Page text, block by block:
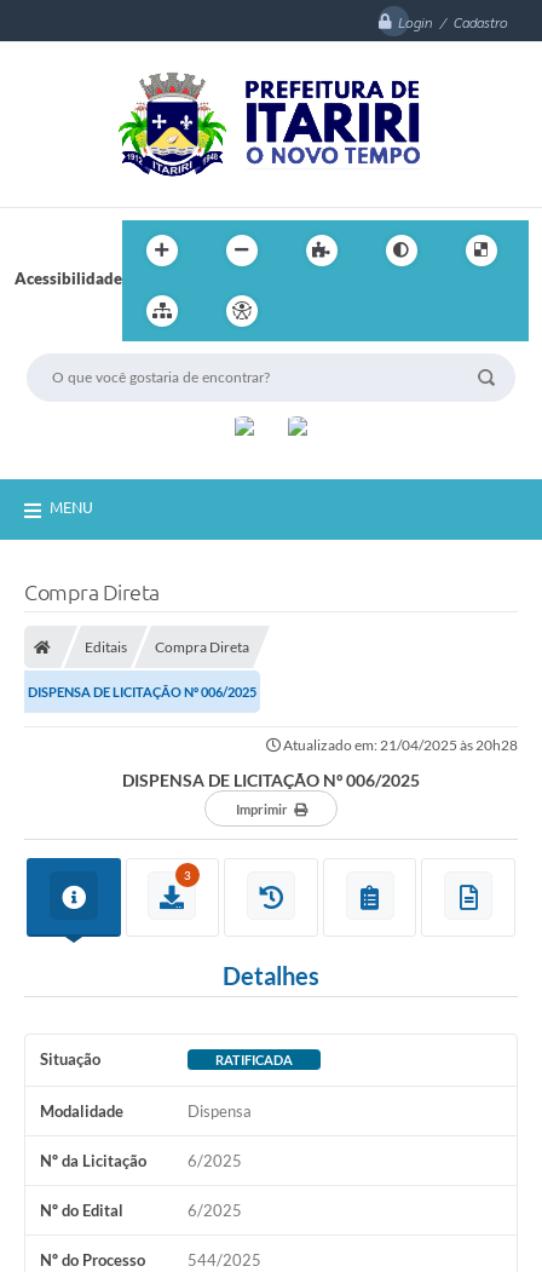
Login / Cadastro
Acessibilidade
MENU
Compra Direta
Editais Compra Direta
DISPENSA DE LICITAÇÃO Nº 006/2025
Atualizado em: 21/04/2025 às 20h28
DISPENSA DE LICITAÇÃO Nº 006/2025
Imprimir
3
Detalhes
Situação RATIFICADA
Modalidade Dispensa
Nº da Licitação 6/2025
Nº do Edital 6/2025
Nº do Processo 544/2025